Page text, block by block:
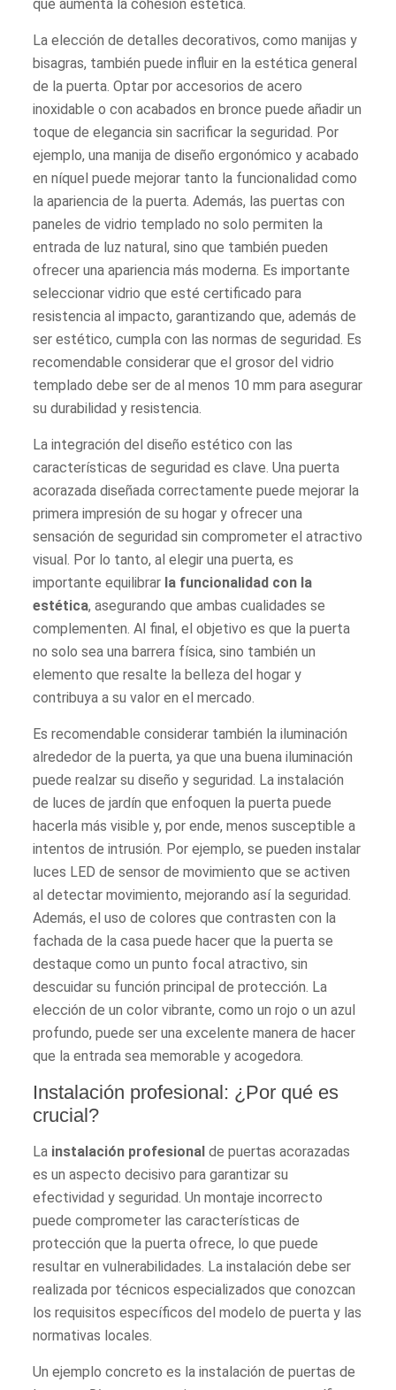
que aumenta la cohesión estética.
La elección de detalles decorativos, como manijas y
bisagras, también puede influir en la estética general
de la puerta. Optar por accesorios de acero
inoxidable o con acabados en bronce puede añadir un
toque de elegancia sin sacrificar la seguridad. Por
ejemplo, una manija de diseño ergonómico y acabado
en níquel puede mejorar tanto la funcionalidad como
la apariencia de la puerta. Además, las puertas con
paneles de vidrio templado no solo permiten la
entrada de luz natural, sino que también pueden
ofrecer una apariencia más moderna. Es importante
seleccionar vidrio que esté certificado para
resistencia al impacto, garantizando que, además de
ser estético, cumpla con las normas de seguridad. Es
recomendable considerar que el grosor del vidrio
templado debe ser de al menos 10 mm para asegurar
su durabilidad y resistencia.
La integración del diseño estético con las
características de seguridad es clave. Una puerta
acorazada diseñada correctamente puede mejorar la
primera impresión de su hogar y ofrecer una
sensación de seguridad sin comprometer el atractivo
visual. Por lo tanto, al elegir una puerta, es
importante equilibrar la funcionalidad con la
estética, asegurando que ambas cualidades se
complementen. Al final, el objetivo es que la puerta
no solo sea una barrera física, sino también un
elemento que resalte la belleza del hogar y
contribuya a su valor en el mercado.
Es recomendable considerar también la iluminación
alrededor de la puerta, ya que una buena iluminación
puede realzar su diseño y seguridad. La instalación
de luces de jardín que enfoquen la puerta puede
hacerla más visible y, por ende, menos susceptible a
intentos de intrusión. Por ejemplo, se pueden instalar
luces LED de sensor de movimiento que se activen
al detectar movimiento, mejorando así la seguridad.
Además, el uso de colores que contrasten con la
fachada de la casa puede hacer que la puerta se
destaque como un punto focal atractivo, sin
descuidar su función principal de protección. La
elección de un color vibrante, como un rojo o un azul
profundo, puede ser una excelente manera de hacer
que la entrada sea memorable y acogedora.
Instalación profesional: ¿Por qué es
crucial?
La instalación profesional de puertas acorazadas
es un aspecto decisivo para garantizar su
efectividad y seguridad. Un montaje incorrecto
puede comprometer las características de
protección que la puerta ofrece, lo que puede
resultar en vulnerabilidades. La instalación debe ser
realizada por técnicos especializados que conozcan
los requisitos específicos del modelo de puerta y las
normativas locales.
Un ejemplo concreto es la instalación de puertas de